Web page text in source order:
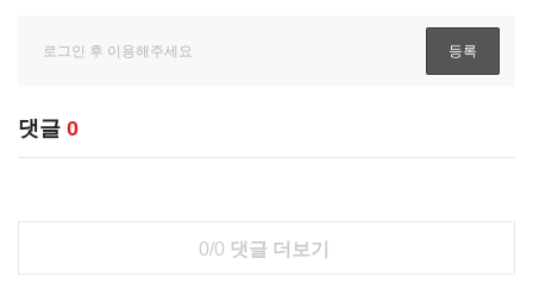
댓글 0
0/0 댓글 더보기